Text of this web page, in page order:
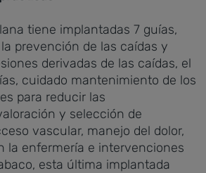
tiene implantadas 7 guías,
prevención de las caídas y
derivadas de las caídas, el
cuidado mantenimiento de los
para reducir las
y selección de
vascular, manejo del dolor,
la enfermería e intervenciones
esta última implantada